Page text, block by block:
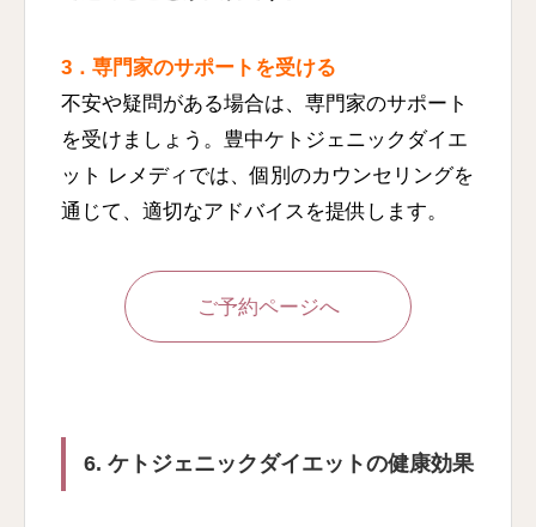
3．専門家のサポートを受ける
不安や疑問がある場合は、専門家のサポート
を受けましょう。豊中ケトジェニックダイエ
ット レメディでは、個別のカウンセリングを
通じて、適切なアドバイスを提供します。
ご予約ページへ
6. ケトジェニックダイエットの健康効果